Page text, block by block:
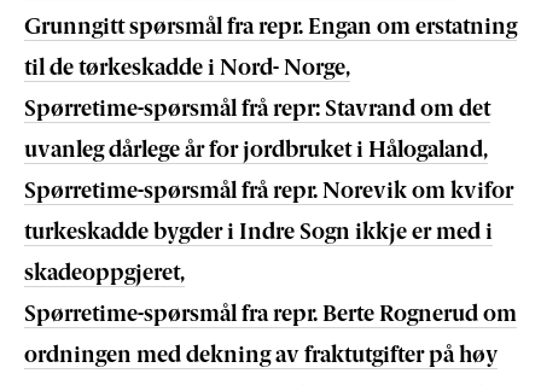
Grunngitt spørsmål fra repr. Engan om erstatning
til de tørkeskadde i Nord- Norge,
Spørretime-spørsmål frå repr: Stavrand om det
uvanleg dårlege år for jordbruket i Hålogaland,
Spørretime-spørsmål frå repr. Norevik om kvifor
turkeskadde bygder i Indre Sogn ikkje er med i
skadeoppgjeret,
Spørretime-spørsmål fra repr. Berte Rognerud om
ordningen med dekning av fraktutgifter på høy